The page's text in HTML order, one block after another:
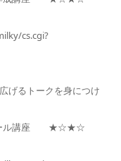
cs.cgi?
げるトークを身につけ
講座 ★☆★☆